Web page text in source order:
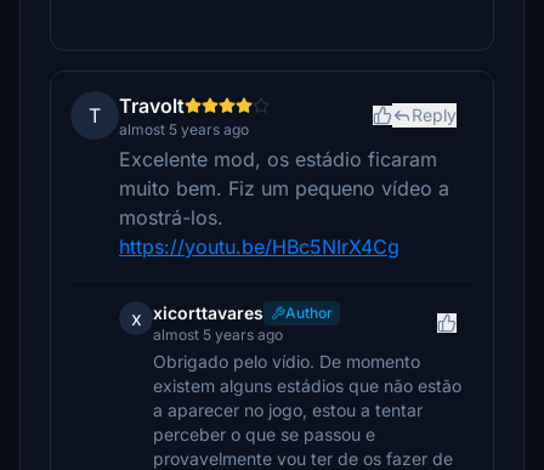
T Travolt
almost 5 years ago
Reply
Excelente mod, os estádio ficaram
muito bem. Fiz um pequeno vídeo a
mostrá-los.
https://youtu.be/HBc5NIrX4Cg
x xicorttavares
Author
almost 5 years ago
Obrigado pelo vídio. De momento
existem alguns estádios que não estão
a aparecer no jogo, estou a tentar
perceber o que se passou e
provavelmente vou ter de os fazer de